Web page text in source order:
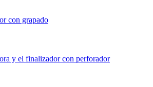
con grapado
y el finalizador con perforador